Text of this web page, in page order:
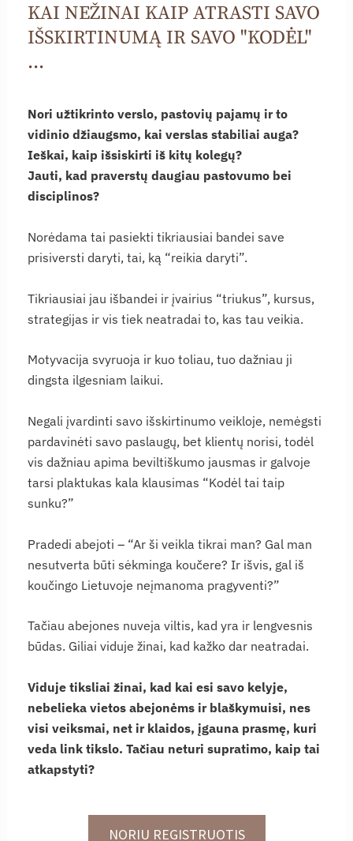
KAI NEŽINAI KAIP ATRASTI SAVO
IŠSKIRTINUMĄ IR SAVO "KODĖL"
...
Nori užtikrinto verslo, pastovių pajamų ir to
vidinio džiaugsmo, kai verslas stabiliai auga?
Ieškai, kaip išsiskirti iš kitų kolegų?
Jauti, kad praverstų daugiau pastovumo bei
disciplinos?
Norėdama tai pasiekti tikriausiai bandei save
prisiversti daryti, tai, ką “reikia daryti”.
Tikriausiai jau išbandei ir įvairius “triukus”, kursus,
strategijas ir vis tiek neatradai to, kas tau veikia.
Motyvacija svyruoja ir kuo toliau, tuo dažniau ji
dingsta ilgesniam laikui.
Negali įvardinti savo išskirtinumo veikloje, nemėgsti
pardavinėti savo paslaugų, bet klientų norisi, todėl
vis dažniau apima beviltiškumo jausmas ir galvoje
tarsi plaktukas kala klausimas “Kodėl tai taip
sunku?”
Pradedi abejoti – “Ar ši veikla tikrai man? Gal man
nesutverta būti sėkminga koučere? Ir išvis, gal iš
koučingo Lietuvoje neįmanoma pragyventi?”
Tačiau abejones nuveja viltis, kad yra ir lengvesnis
būdas. Giliai viduje žinai, kad kažko dar neatradai.
Viduje tiksliai žinai, kad kai esi savo kelyje,
nebelieka vietos abejonėms ir blaškymuisi, nes
visi veiksmai, net ir klaidos, įgauna prasmę, kuri
veda link tikslo. Tačiau neturi supratimo, kaip tai
atkapstyti?
NORIU REGISTRUOTIS